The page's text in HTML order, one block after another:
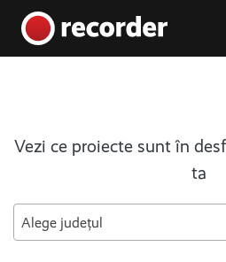
Main Navigation
Vezi ce proiecte sunt în
ta
Alege județul